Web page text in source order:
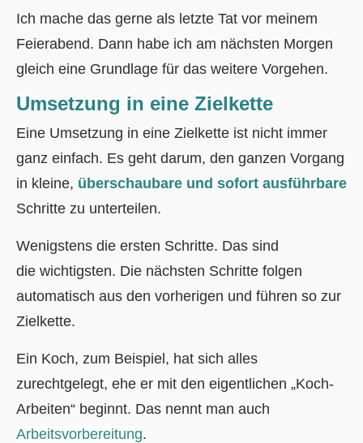
Ich mache das gerne als letzte Tat vor meinem
Feierabend. Dann habe ich am nächsten Morgen
gleich eine Grundlage für das weitere Vorgehen.
Umsetzung in eine Zielkette
Eine Umsetzung in eine Zielkette ist nicht immer
ganz einfach. Es geht darum, den ganzen Vorgang
in kleine, überschaubare und sofort ausführbare
Schritte zu unterteilen.
Wenigstens die ersten Schritte. Das sind
die wichtigsten. Die nächsten Schritte folgen
automatisch aus den vorherigen und führen so zur
Zielkette.
Ein Koch, zum Beispiel, hat sich alles
zurechtgelegt, ehe er mit den eigentlichen „Koch-
Arbeiten“ beginnt. Das nennt man auch
Arbeitsvorbereitung.